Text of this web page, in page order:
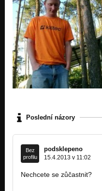
Poslední názory
Bez
profilu
podsklepeno
15.4.2013 v 11:02
Nechcete se zůčastnit?